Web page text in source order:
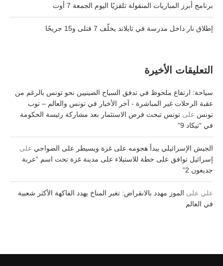
برنامج أبرز المباريات المنقولة تلفزيًا اليوم الجمعة 7 أوت
إطلاق نار داخل مدرسة في تايلاند يخلّف 7 قتلى و15 جريحًا
التعليقات الأخيرة
سياحة: ارتفاع ملحوظ في تدفق السياح الصينيين نحو تونس بالرغم من
عقبة الرحلات غير المباشرة - آخر الأخبار في تونس والعالم – توب
تونس على تونس تبحث فرص الاستثمار بعد مشاركة رئيسة الحكومة
في “تيكاد 9”
الجيش الإسرائيلي يبدأ هجومه على غزة ويسيطر على الضواحي على
إسرائيل توافق على خطة للاستيلاء على مدينة غزة تحت اسم “عربة
جديعون 2”
علي على الموز مهدد بالانقراض: تغير المناخ يهدد الفاكهة الأكثر شعبية
في العالم